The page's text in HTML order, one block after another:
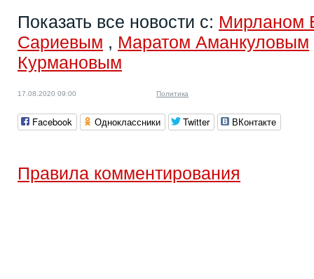
Показать все новости с: Мирланом
Сариевым , Маратом Аманкуловым
Курмановым
17.08.2020 09:00 Политика
Facebook Одноклассники Twitter ВКонтакте
Правила комментирования